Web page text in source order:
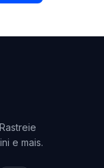
e mais.